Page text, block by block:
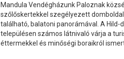
Mandula Vendégházunk Paloznak
szőlőskertekkel szegélyezett
található, balatoni panorámával. A Hild-
településen számos látnivaló várja a
éttermekkel és minőségi boraikról ismert,